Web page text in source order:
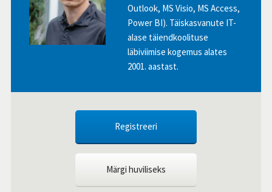
Outlook, MS Visio, MS Access,
Power BI). Täiskasvanute IT-
alase täiendkoolituse
läbiviimise kogemus alates
2001. aastast.
Registreeri
Märgi huviliseks